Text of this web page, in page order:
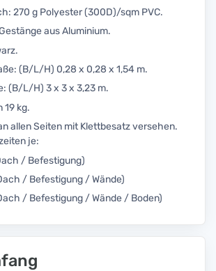
270 g Polyester (300D)/sqm PVC.
aus Aluminium.
(B/L/H) 0,28 x 0,28 x 1,54 m.
(B/L/H) 3 x 3 x 3,23 m.
19 kg.
allen Seiten mit Klettbesatz versehen.
je:
/ Befestigung)
/ Befestigung / Wände)
/ Befestigung / Wände / Boden)